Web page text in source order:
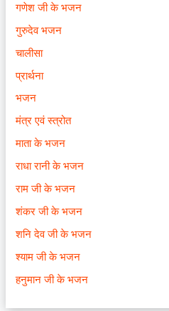
गणेश जी के भजन
गुरुदेव भजन
चालीसा
प्रार्थना
भजन
मंत्र एवं स्त्रोत
माता के भजन
राधा रानी के भजन
राम जी के भजन
शंकर जी के भजन
शनि देव जी के भजन
श्याम जी के भजन
हनुमान जी के भजन